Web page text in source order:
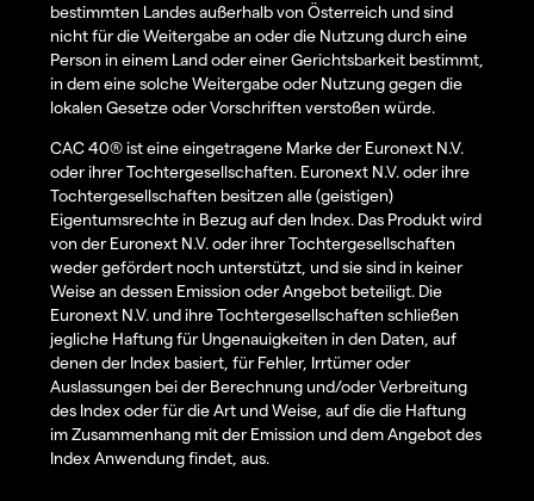
bestimmten Landes außerhalb von Österreich und sind
nicht für die Weitergabe an oder die Nutzung durch eine
Person in einem Land oder einer Gerichtsbarkeit bestimmt,
in dem eine solche Weitergabe oder Nutzung gegen die
lokalen Gesetze oder Vorschriften verstoßen würde.
CAC 40® ist eine eingetragene Marke der Euronext N.V.
oder ihrer Tochtergesellschaften. Euronext N.V. oder ihre
Tochtergesellschaften besitzen alle (geistigen)
Eigentumsrechte in Bezug auf den Index. Das Produkt wird
von der Euronext N.V. oder ihrer Tochtergesellschaften
weder gefördert noch unterstützt, und sie sind in keiner
Weise an dessen Emission oder Angebot beteiligt. Die
Euronext N.V. und ihre Tochtergesellschaften schließen
jegliche Haftung für Ungenauigkeiten in den Daten, auf
denen der Index basiert, für Fehler, Irrtümer oder
Auslassungen bei der Berechnung und/oder Verbreitung
des Index oder für die Art und Weise, auf die die Haftung
im Zusammenhang mit der Emission und dem Angebot des
Index Anwendung findet, aus.